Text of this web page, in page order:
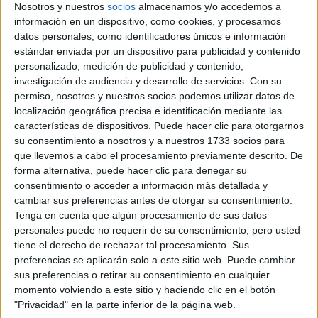
Nosotros y nuestros socios almacenamos y/o accedemos a
información en un dispositivo, como cookies, y procesamos
datos personales, como identificadores únicos e información
estándar enviada por un dispositivo para publicidad y contenido
personalizado, medición de publicidad y contenido,
investigación de audiencia y desarrollo de servicios. Con su
permiso, nosotros y nuestros socios podemos utilizar datos de
localización geográfica precisa e identificación mediante las
características de dispositivos. Puede hacer clic para otorgarnos
su consentimiento a nosotros y a nuestros 1733 socios para
que llevemos a cabo el procesamiento previamente descrito. De
forma alternativa, puede hacer clic para denegar su
consentimiento o acceder a información más detallada y
cambiar sus preferencias antes de otorgar su consentimiento.
Tenga en cuenta que algún procesamiento de sus datos
personales puede no requerir de su consentimiento, pero usted
tiene el derecho de rechazar tal procesamiento. Sus
preferencias se aplicarán solo a este sitio web. Puede cambiar
sus preferencias o retirar su consentimiento en cualquier
momento volviendo a este sitio y haciendo clic en el botón
"Privacidad" en la parte inferior de la página web.
Comunidad:
La Rioja
Año del examen:
2013
Mes de examen:
Julio
Asignatura:
Matemáticas Aplicadas a la Ciencias Sociales
Fichero Examen:
examen-selectividad-matematicas-aplicadas-ciencias-sociales-
rioja-2013-julio.pdf